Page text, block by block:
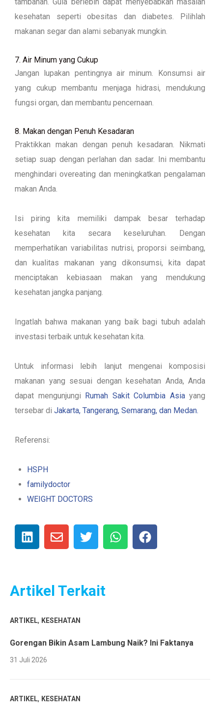
kesehatan seperti obesitas dan diabetes. Pilihlah
makanan segar dan alami sebanyak mungkin.
7. Air Minum yang Cukup
Jangan lupakan pentingnya air minum. Konsumsi air
yang cukup membantu menjaga hidrasi, mendukung
fungsi organ, dan membantu pencernaan.
8. Makan dengan Penuh Kesadaran
Praktikkan makan dengan penuh kesadaran. Nikmati
setiap suap dengan perlahan dan sadar. Ini membantu
menghindari overeating dan meningkatkan pengalaman
makan Anda.
Isi piring kita memiliki dampak besar terhadap
kesehatan kita secara keseluruhan. Dengan
memperhatikan variabilitas nutrisi, proporsi seimbang,
dan kualitas makanan yang dikonsumsi, kita dapat
menciptakan kebiasaan makan yang mendukung
kesehatan jangka panjang.
Ingatlah bahwa makanan yang baik bagi tubuh adalah
investasi terbaik untuk kesehatan kita.
Untuk informasi lebih lanjut mengenai komposisi
makanan yang sesuai dengan kesehatan Anda, Anda
dapat mengunjungi Rumah Sakit Columbia Asiayang
tersebar di Jakarta, Tangerang, Semarang, dan Medan.
Referensi:
HSPH
familydoctor
WEIGHT DOCTORS
Artikel Terkait
ARTIKEL, KESEHATAN
Gorengan Bikin Asam Lambung Naik? Ini Faktanya
31 Juli 2026
ARTIKEL, KESEHATAN